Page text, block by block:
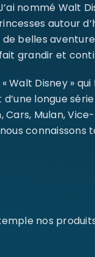
Se souvenir de
nommé Walt
autour
belles
grandir et
Disney »
longue
Mulan,
nos